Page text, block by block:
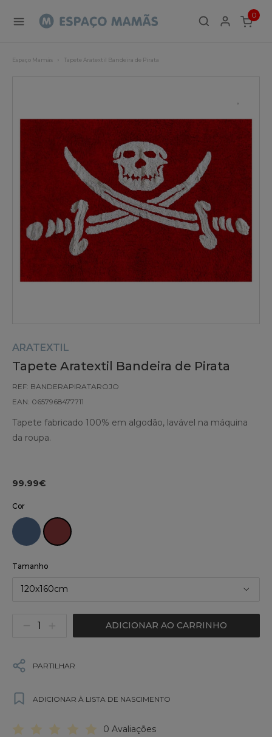
0
ITEMS
Espaço Mamãs Tapete Aratextil Bandeira de Pirata
ARATEXTIL
Tapete Aratextil Bandeira de Pirata
REF: BANDERAPIRATAROJO
EAN: 0657968477711
Tapete fabricado 100% em algodão, lavável na máquina
da roupa.
99.99€
Cor
Tamanho
120x160cm
ADICIONAR AO CARRINHO
PARTILHAR
ADICIONAR À LISTA DE NASCIMENTO
0 Avaliações